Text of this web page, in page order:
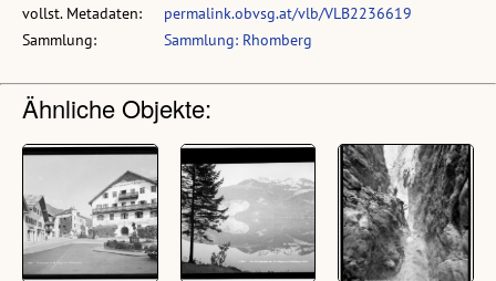
vollst. Metadaten:
permalink.obvsg.at/vlb/VLB2236619
Sammlung:
Sammlung: Rhomberg
Ähnliche Objekte: